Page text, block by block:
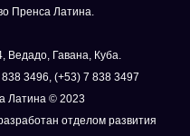
Пренса Латина.
Гавана, Куба.
3496, (+53) 7 838 3497
Латина © 2023
отделом развития